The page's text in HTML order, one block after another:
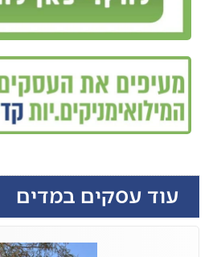
עוד עסקים במדים